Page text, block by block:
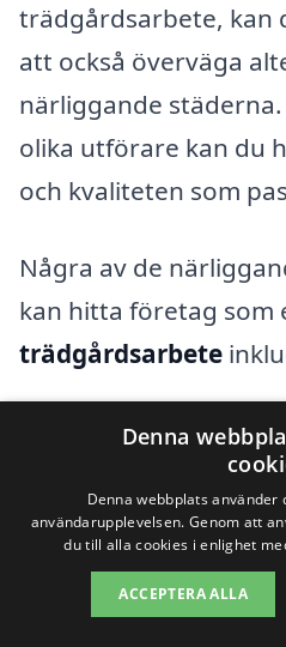
trädgårdsarbete, kan
att också överväga
närliggande
olika utförare kan du
och kvaliteten som
Några av de
kan hitta företag som
trädgårdsarbete
Nyköping
Oxelösund
Tystberga
Stigtomta
Denna
Denna webbplats
användarupplevelsen. Genom att
du till alla cookies i enlighet
ACCEPTERA ALLA